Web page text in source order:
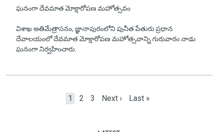
ఘనంగా దేవమాత మోక్షారోపణ మహోత్సవం
విశాఖ అతిమేత్రాసనం, జ్ఞానాపురంలోని పునీత పేతురు ప్రధాన
దేవాలయంలో దేవమాత మోక్షారోపణ మహోత్సవాన్ని గురువారం నాడు
ఘనంగా నిర్వహించారు.
Current page
1 Page
2 Page
3 Next page
Next › Last page
Last »